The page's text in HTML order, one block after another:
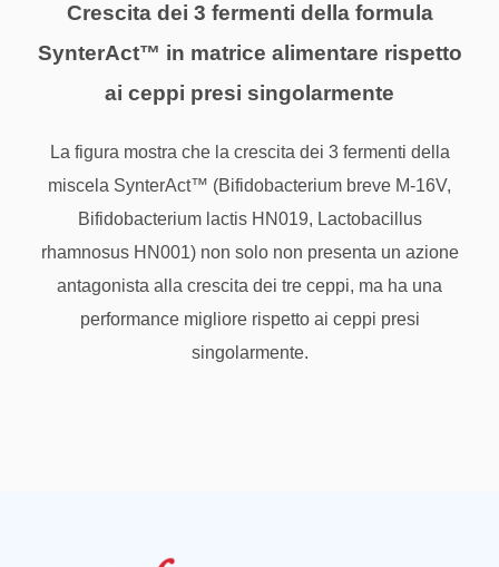
Crescita dei 3 fermenti della formula
SynterAct™ in matrice alimentare rispetto
ai ceppi presi singolarmente
La figura mostra che la crescita dei 3 fermenti della
miscela SynterAct™ (Bifidobacterium breve M-16V,
Bifidobacterium lactis HN019, Lactobacillus
rhamnosus HN001) non solo non presenta un azione
antagonista alla crescita dei tre ceppi, ma ha una
performance migliore rispetto ai ceppi presi
singolarmente.